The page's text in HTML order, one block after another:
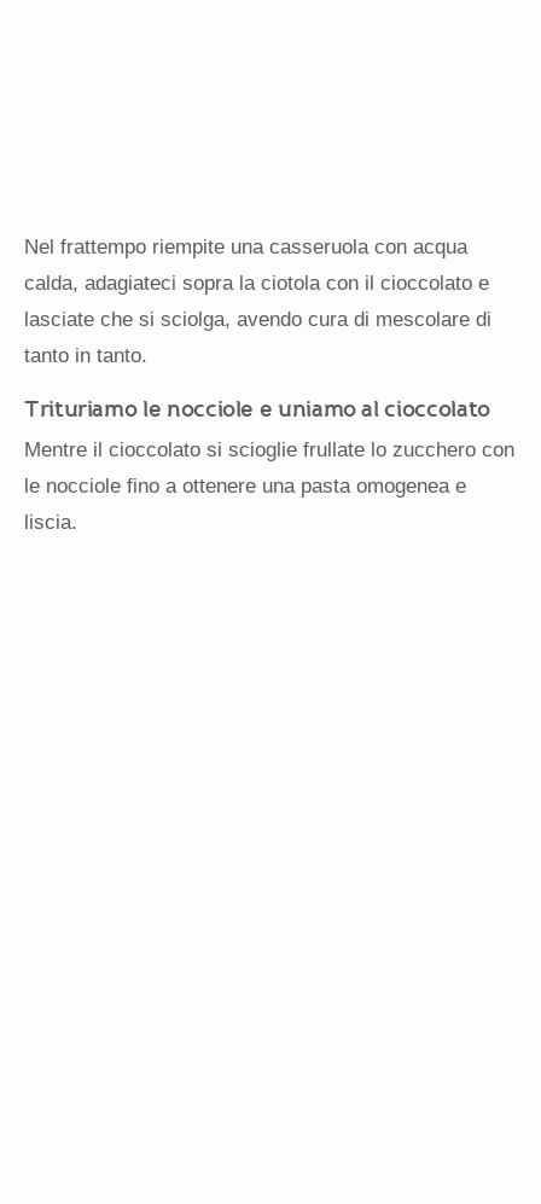
Nel frattempo riempite una casseruola con acqua
calda, adagiateci sopra la ciotola con il cioccolato e
lasciate che si sciolga, avendo cura di mescolare di
tanto in tanto.
Trituriamo le nocciole e uniamo al cioccolato
Mentre il cioccolato si scioglie frullate lo zucchero con
le nocciole fino a ottenere una pasta omogenea e
liscia.